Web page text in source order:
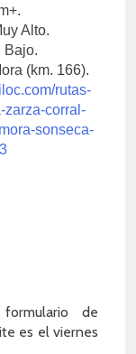
Alto.
Bajo.
(km. 166).
rutas-
zarza-corral-
sonseca-
de
es el viernes